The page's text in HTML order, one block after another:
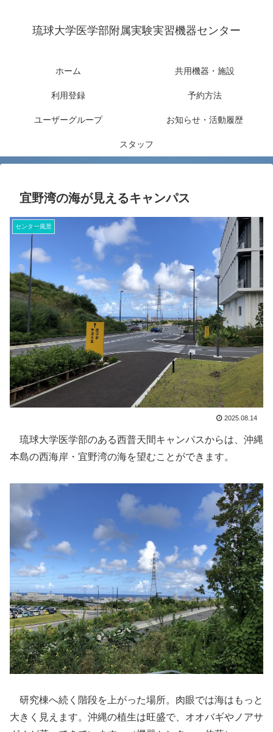
琉球大学医学部附属実験実習機器センター
ホーム 共用機器・施設
利用登録 予約方法
ユーザーグループ お知らせ・活動履歴
スタッフ
宜野湾の海が見えるキャンパス
センター風景
2025.08.14
琉球大学医学部のある西普天間キャンパスからは、沖縄
本島の西海岸・宜野湾の海を望むことができます。
研究棟へ続く階段を上がった場所。肉眼では海はもっと
大きく見えます。沖縄の植生は旺盛で、オオバギやノアサ